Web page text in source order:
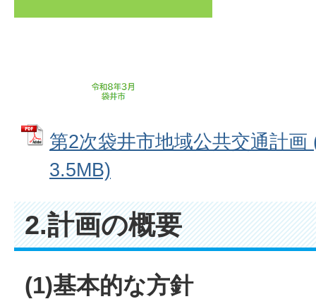
第2次袋井市地域公共交通計
3.5MB)
2.計画の概要
(1)基本的な方針